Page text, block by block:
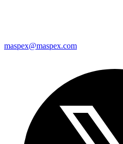
maspex@maspex.com